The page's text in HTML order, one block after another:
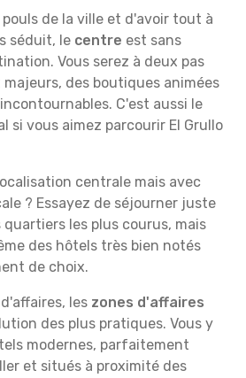
de la ville et d'avoir tout à
séduit, le centre est sans
Vous serez à deux pas
des boutiques animées
C'est aussi le
si vous aimez parcourir El Grullo
centrale mais avec
? Essayez de séjourner juste
les plus courus, mais
des hôtels très bien notés
de choix.
les zones d'affaires
des plus pratiques. Vous y
modernes, parfaitement
et situés à proximité des